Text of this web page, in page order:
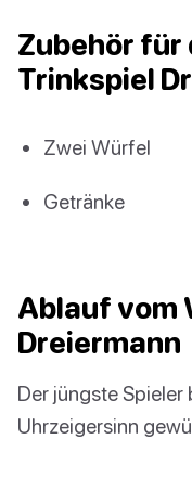
Zubehör für
Trinkspiel
Zwei Würfel
Getränke
Ablauf vom
Dreiermann
Der jüngste Spieler
Uhrzeigersinn